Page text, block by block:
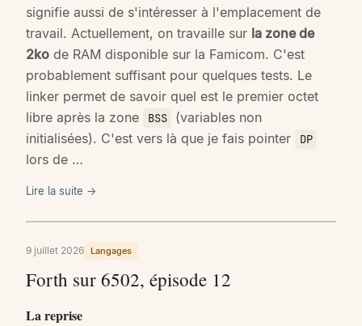
signifie aussi de s'intéresser à l'emplacement de
travail. Actuellement, on travaille sur la zone de
2ko de RAM disponible sur la Famicom. C'est
probablement suffisant pour quelques tests. Le
linker permet de savoir quel est le premier octet
libre après la zone
BSS
(variables non
initialisées). C'est vers là que je fais pointer
DP
lors de …
Lire la suite →
9 juillet 2026 Langages
Forth sur 6502, épisode 12
La reprise